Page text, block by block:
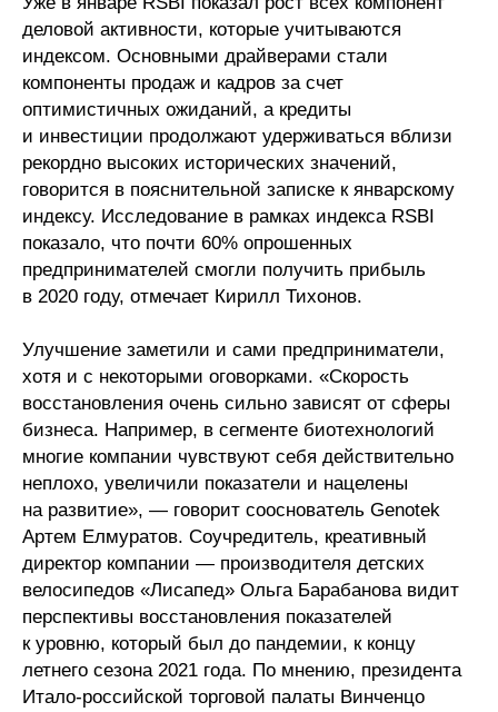
Общие требования
Стандарты оформления
Энергетический семинар
Российско-французский семинар
Отрасли и регионы
Inforum
Материалы
О совете
Регулярные прогнозы
Квартальный прогноз
деловой активности, которые учитываются
индексом. Основными драйверами стали
компоненты продаж и кадров за счет
оптимистичных ожиданий, а кредиты
и инвестиции продолжают удерживаться вблизи
рекордно высоких исторических значений,
говорится в пояснительной записке к январскому
индексу. Исследование в рамках индекса RSBI
показало, что почти 60% опрошенных
предпринимателей смогли получить прибыль
в 2020 году, отмечает Кирилл Тихонов.
Улучшение заметили и сами предприниматели,
хотя и с некоторыми оговорками. «Скорость
восстановления очень сильно зависят от сферы
бизнеса. Например, в сегменте биотехнологий
многие компании чувствуют себя действительно
неплохо, увеличили показатели и нацелены
на развитие», — говорит сооснователь Genotek
Артем Елмуратов. Соучредитель, креативный
директор компании — производителя детских
велосипедов «Лисапед» Ольга Барабанова видит
перспективы восстановления показателей
к уровню, который был до пандемии, к концу
летнего сезона 2021 года. По мнению, президента
Итало-российской торговой палаты Винченцо